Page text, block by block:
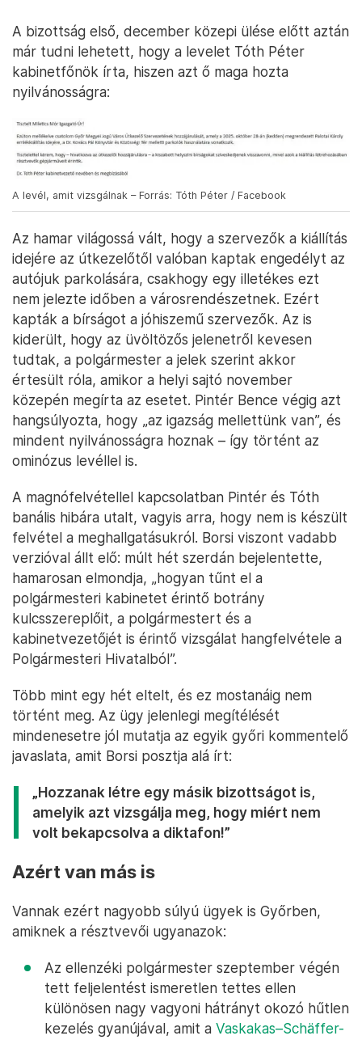
A bizottság első, december közepi ülése előtt aztán
már tudni lehetett, hogy a levelet Tóth Péter
kabinetfőnök írta, hiszen azt ő maga hozta
nyilvánosságra:
A levél, amit vizsgálnak – Forrás: Tóth Péter / Facebook
Az hamar világossá vált, hogy a szervezők a kiállítás
idejére az útkezelőtől valóban kaptak engedélyt az
autójuk parkolására, csakhogy egy illetékes ezt
nem jelezte időben a városrendészetnek. Ezért
kapták a bírságot a jóhiszemű szervezők. Az is
kiderült, hogy az üvöltözős jelenetről kevesen
tudtak, a polgármester a jelek szerint akkor
értesült róla, amikor a helyi sajtó november
közepén megírta az esetet. Pintér Bence végig azt
hangsúlyozta, hogy „az igazság mellettünk van”, és
mindent nyilvánosságra hoznak – így történt az
ominózus levéllel is.
A magnófelvétellel kapcsolatban Pintér és Tóth
banális hibára utalt, vagyis arra, hogy nem is készült
felvétel a meghallgatásukról. Borsi viszont vadabb
verzióval állt elő: múlt hét szerdán bejelentette,
hamarosan elmondja, „hogyan tűnt el a
polgármesteri kabinetet érintő botrány
kulcsszereplőit, a polgármestert és a
kabinetvezetőjét is érintő vizsgálat hangfelvétele a
Polgármesteri Hivatalból”.
Több mint egy hét eltelt, és ez mostanáig nem
történt meg. Az ügy jelenlegi megítélését
mindenesetre jól mutatja az egyik győri kommentelő
javaslata, amit Borsi posztja alá írt:
„Hozzanak létre egy másik bizottságot is,
amelyik azt vizsgálja meg, hogy miért nem
volt bekapcsolva a diktafon!”
Azért van más is
Vannak ezért nagyobb súlyú ügyek is Győrben,
amiknek a résztvevői ugyanazok:
Az ellenzéki polgármester szeptember végén
tett feljelentést ismeretlen tettes ellen
különösen nagy vagyoni hátrányt okozó hűtlen
kezelés gyanújával, amit a Vaskakas–Schäffer-